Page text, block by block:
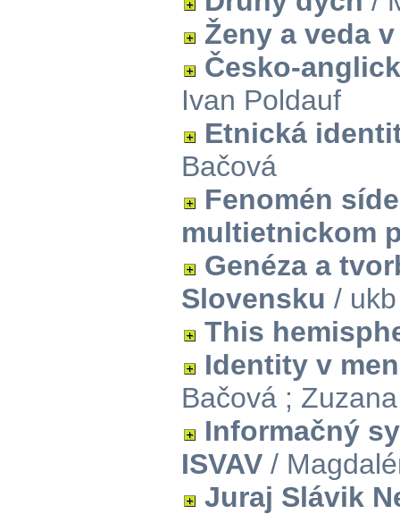
Ženy a veda v
Česko-
Ivan Poldauf
Etnická
Bačová
Fenomén
multietnickom
Genéza a
Slovensku / ukb
This
Identity v
Bačová ;
Informačný
ISVAV /
Juraj Slávik